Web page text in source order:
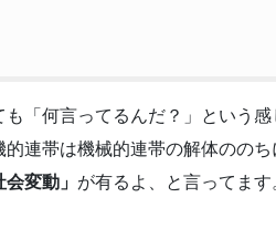
「何言ってるんだ？」という
連帯は機械的連帯の解体ののち
変動」 が有るよ、と言ってます